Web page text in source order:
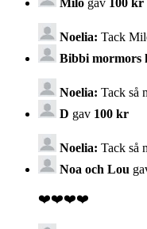
Milo gav 100 kr
Noelia: Tack
Bibbi mormors
Noelia: Tack så
D gav 100 kr
Noelia: Tack så
Noa och Lou
❤️❤️❤️❤️